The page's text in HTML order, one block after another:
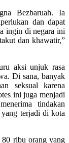
Bezbaruah. Ia
dan dapat
ingin di negara ini
dan khawatir,”
aksi unjuk rasa
Di sana, banyak
seksual karena
ini juga menjadi
tindakan
yang terjadi di kota
ribu orang yang